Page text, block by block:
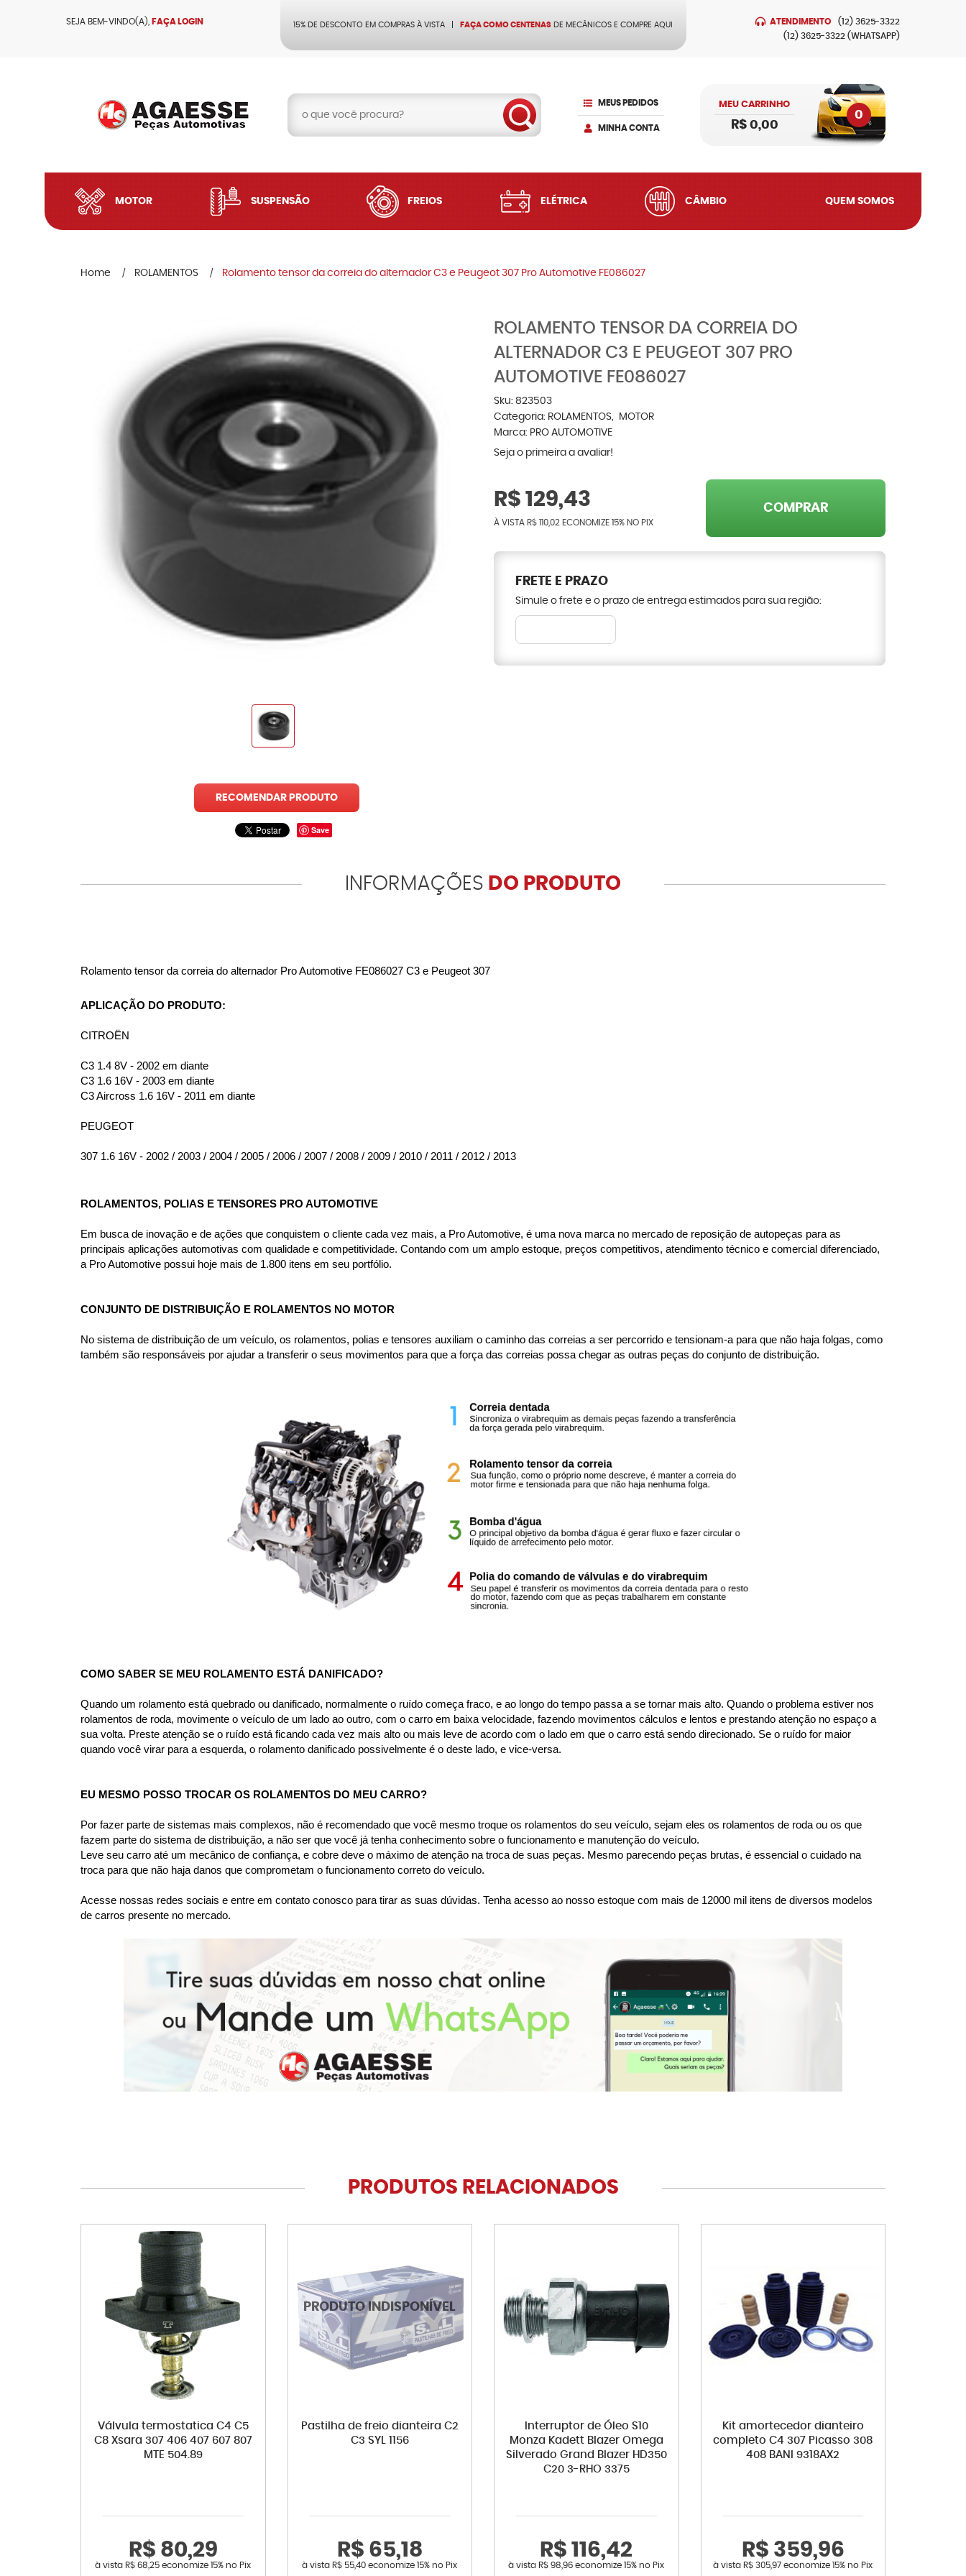
SEJA BEM-VINDO(A), FAÇA LOGIN 15% DE DESCONTO EM COMPRAS À VISTA FAÇA COMO CENTENAS DE MECÂNICOS E COMPRE AQUI ATENDIMENTO (12) 3625-3322
(12) 3625-3322 (WHATSAPP)
MEUS PEDIDOS
MINHA CONTA
MEU CARRINHO
0
R$ 0,00
MOTOR SUSPENSÃO FREIOS ELÉTRICA CÂMBIO QUEM SOMOS
Home ROLAMENTOS Rolamento tensor da correia do alternador C3 e Peugeot 307 Pro Automotive FE086027
RECOMENDAR PRODUTO
Save
ROLAMENTO TENSOR DA CORREIA DO
ALTERNADOR C3 E PEUGEOT 307 PRO
AUTOMOTIVE FE086027
Sku: 823503
Categoria: ROLAMENTOS
MOTOR
Marca: PRO AUTOMOTIVE
Seja o primeira a avaliar!
R$ 129,43
À VISTA R$ 110,02 ECONOMIZE 15% NO PIX
COMPRAR
FRETE E PRAZO
Simule o frete e o prazo de entrega estimados para sua região:
INFORMAÇÕES DO PRODUTO
Rolamento tensor da correia do alternador Pro Automotive FE086027 C3 e Peugeot 307
APLICAÇÃO DO PRODUTO:
CITROËN
C3 1.4 8V - 2002 em diante
C3 1.6 16V - 2003 em diante
C3 Aircross 1.6 16V - 2011 em diante
PEUGEOT
307 1.6 16V - 2002 / 2003 / 2004 / 2005 / 2006 / 2007 / 2008 / 2009 / 2010 / 2011 / 2012 / 2013
ROLAMENTOS, POLIAS E TENSORES PRO AUTOMOTIVE
Em busca de inovação e de ações que conquistem o cliente cada vez mais, a Pro Automotive, é uma nova marca no mercado de reposição de autopeças para as
principais aplicações automotivas com qualidade e competitividade. Contando com um amplo estoque, preços competitivos, atendimento técnico e comercial diferenciado,
a Pro Automotive possui hoje mais de 1.800 itens em seu portfólio.
CONJUNTO DE DISTRIBUIÇÃO E ROLAMENTOS NO MOTOR
No sistema de distribuição de um veículo, os rolamentos, polias e tensores auxiliam o caminho das correias a ser percorrido e tensionam-a para que não haja folgas, como
também são responsáveis por ajudar a transferir o seus movimentos para que a força das correias possa chegar as outras peças do conjunto de distribuição.
COMO SABER SE MEU ROLAMENTO ESTÁ DANIFICADO?
Quando um rolamento está quebrado ou danificado, normalmente o ruído começa fraco, e ao longo do tempo passa a se tornar mais alto. Quando o problema estiver nos
rolamentos de roda, movimente o veículo de um lado ao outro, com o carro em baixa velocidade, fazendo movimentos cálculos e lentos e prestando atenção no espaço a
sua volta. Preste atenção se o ruído está ficando cada vez mais alto ou mais leve de acordo com o lado em que o carro está sendo direcionado. Se o ruído for maior
quando você virar para a esquerda, o rolamento danificado possivelmente é o deste lado, e vice-versa.
EU MESMO POSSO TROCAR OS ROLAMENTOS DO MEU CARRO?
Por fazer parte de sistemas mais complexos, não é recomendado que você mesmo troque os rolamentos do seu veículo, sejam eles os rolamentos de roda ou os que
fazem parte do sistema de distribuição, a não ser que você já tenha conhecimento sobre o funcionamento e manutenção do veículo.
Leve seu carro até um mecânico de confiança, e cobre deve o máximo de atenção na troca de suas peças. Mesmo parecendo peças brutas, é essencial o cuidado na
troca para que não haja danos que comprometam o funcionamento correto do veículo.
Acesse nossas redes sociais e entre em contato conosco para tirar as suas dúvidas. Tenha acesso ao nosso estoque com mais de 12000 mil itens de diversos modelos
de carros presente no mercado.
PRODUTOS RELACIONADOS
Válvula termostatica C4 C5
C8 Xsara 307 406 407 607 807
MTE 504.89
R$ 80,29
à vista R$ 68,25 economize15% no Pix
Pastilha de freio dianteira C2
C3 SYL 1156
R$ 65,18
à vista R$ 55,40 economize15% no Pix
Interruptor de Óleo S10
Monza Kadett Blazer Omega
Silverado Grand Blazer HD350
C20 3-RHO 3375
R$ 116,42
à vista R$ 98,96 economize15% no Pix
Kit amortecedor dianteiro
completo C4 307 Picasso 308
408 BANI 9318AX2
R$ 359,96
à vista R$ 305,97 economize15% no Pix